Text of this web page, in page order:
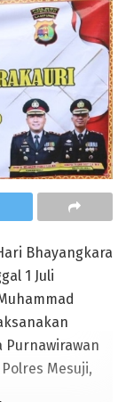
Bhayangkara
1 Juli
Purnawirawan
Mesuji,